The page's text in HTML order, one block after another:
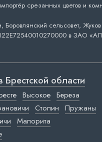
срезанных цветов и
сельсовет, Жуков
в ЗАО
Брестской области
Высокое Береза
Столин Пружаны
Малорита